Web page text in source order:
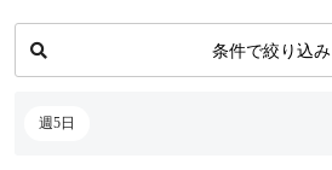
条件で絞り込み
週5日